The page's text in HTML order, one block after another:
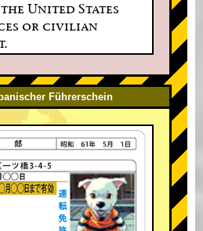
United States
or civilian
Führerschein